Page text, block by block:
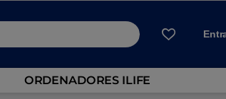
ORDENADORES ILIFE